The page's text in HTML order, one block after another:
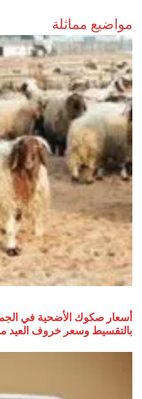
مواضيع مماثلة
بالتقسيط وسعر خروف العيد